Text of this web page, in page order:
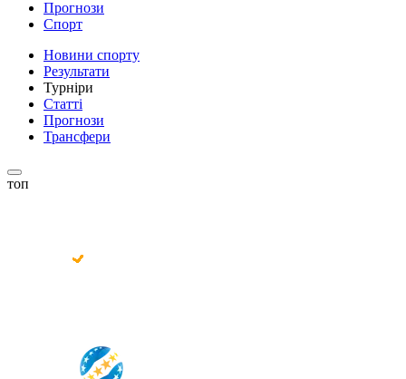
Прогнози
Спорт
Новини спорту
Результати
Турніри
Статті
Прогнози
Трансфери
топ